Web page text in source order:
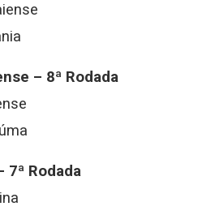
– 8ª Rodada
7ª Rodada